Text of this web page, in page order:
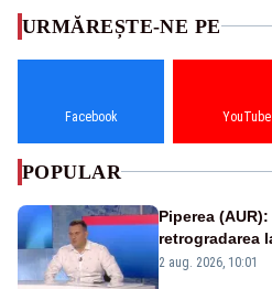
URMĂREȘTE-NE PE
Facebook YouTube
POPULAR
Piperea
retrogradarea
catastrofă
2 aug. 2026, 10:01